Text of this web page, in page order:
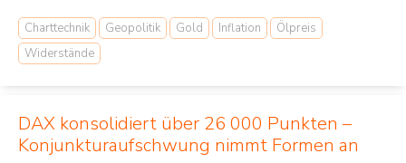
Charttechnik Geopolitik Gold Inflation
Ölpreis
Widerstände
DAX konsolidiert über 26 000 Punkten –
Konjunkturaufschwung nimmt Formen an